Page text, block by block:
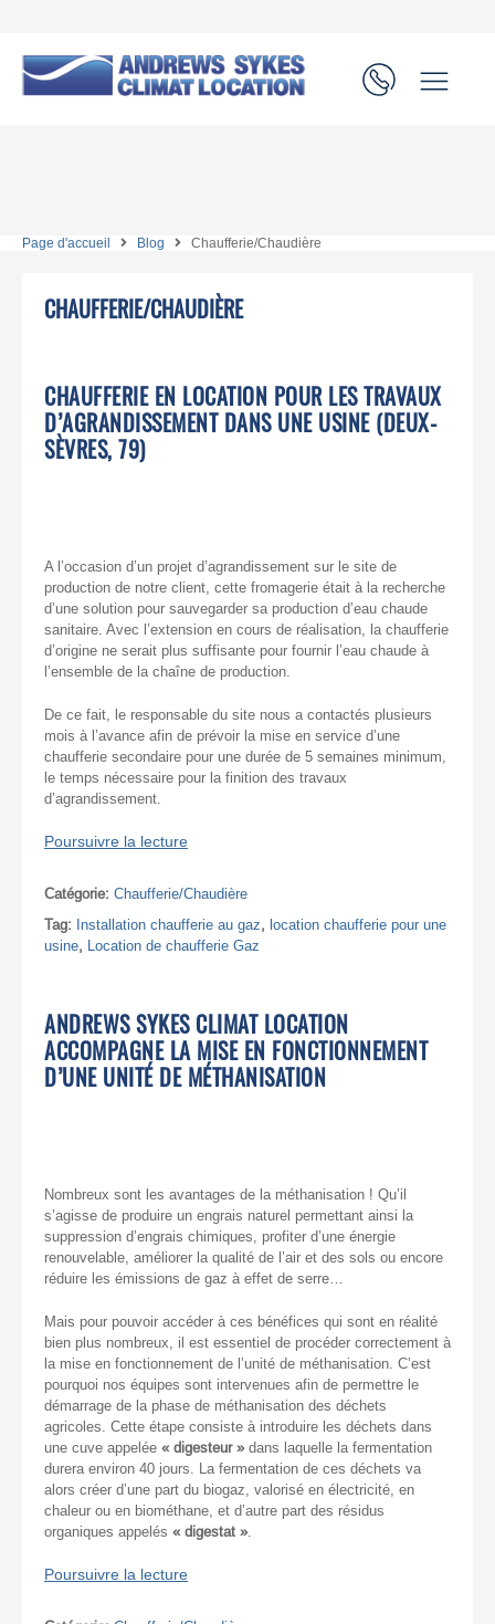
Page d'accueil Blog Chaufferie/Chaudière
CHAUFFERIE/CHAUDIÈRE
CHAUFFERIE EN LOCATION POUR LES TRAVAUX
D’AGRANDISSEMENT DANS UNE USINE (DEUX-
SÈVRES, 79)
A l’occasion d’un projet d’agrandissement sur le site de
production de notre client, cette fromagerie était à la recherche
d’une solution pour sauvegarder sa production d’eau chaude
sanitaire. Avec l’extension en cours de réalisation, la chaufferie
d’origine ne serait plus suffisante pour fournir l’eau chaude à
l’ensemble de la chaîne de production.
De ce fait, le responsable du site nous a contactés plusieurs
mois à l’avance afin de prévoir la mise en service d’une
chaufferie secondaire pour une durée de 5 semaines minimum,
le temps nécessaire pour la finition des travaux
d’agrandissement.
Poursuivre la lecture
Catégorie: Chaufferie/Chaudière
Tag: Installation chaufferie au gaz, location chaufferie pour une
usine, Location de chaufferie Gaz
ANDREWS SYKES CLIMAT LOCATION
ACCOMPAGNE LA MISE EN FONCTIONNEMENT
D’UNE UNITÉ DE MÉTHANISATION
Nombreux sont les avantages de la méthanisation ! Qu’il
s’agisse de produire un engrais naturel permettant ainsi la
suppression d’engrais chimiques, profiter d’une énergie
renouvelable, améliorer la qualité de l’air et des sols ou encore
réduire les émissions de gaz à effet de serre…
Mais pour pouvoir accéder à ces bénéfices qui sont en réalité
bien plus nombreux, il est essentiel de procéder correctement à
la mise en fonctionnement de l’unité de méthanisation. C’est
pourquoi nos équipes sont intervenues afin de permettre le
démarrage de la phase de méthanisation des déchets
agricoles. Cette étape consiste à introduire les déchets dans
une cuve appelée « digesteur »dans laquelle la fermentation
durera environ 40 jours. La fermentation de ces déchets va
alors créer d’une part du biogaz, valorisé en électricité, en
chaleur ou en biométhane, et d’autre part des résidus
organiques appelés « digestat ».
Poursuivre la lecture